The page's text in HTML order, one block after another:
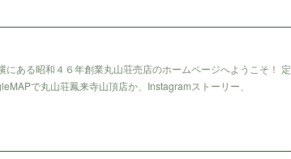
ある昭和４６年創業丸山荘売店のホームページへようこそ！ 定
で丸山荘鳳来寺山頂店か、Instagramストーリー、